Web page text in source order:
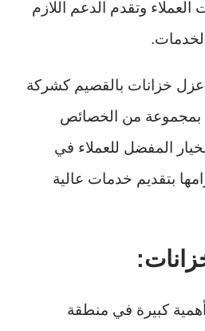
وتقدم الدعم اللازم
عزل خزانات بالقصيم كشركة
بمجموعة من الخصائص
المفضل للعملاء في
بتقديم خدمات عالية
كبيرة في منطقة